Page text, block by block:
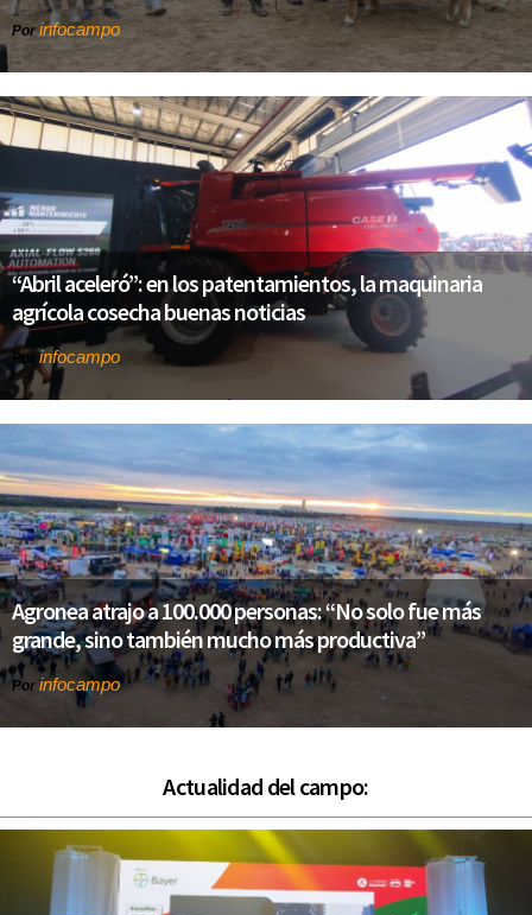
Porinfocampo
“Abril aceleró”: en los patentamientos, la maquinaria
agrícola cosecha buenas noticias
Por infocampo
Agronea atrajo a 100.000 personas: “No solo fue más
grande, sino también mucho más productiva”
Por infocampo
Actualidad del campo: